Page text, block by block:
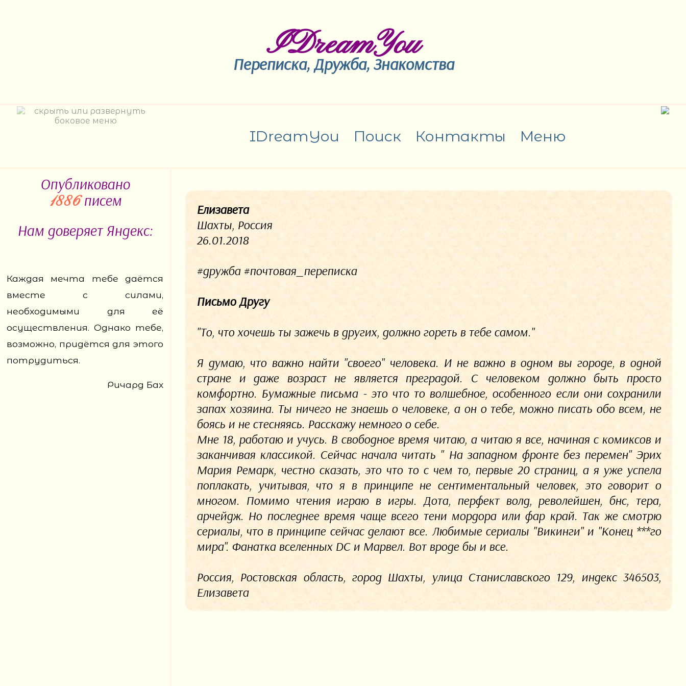
IDreamYou
Переписка, Дружба, Знакомства
IDreamYou Поиск Контакты Меню
Опубликовано
1886писем
Нам доверяет Яндекс:
Каждая мечта тебе даётся
вместе с силами,
необходимыми для её
осуществления. Однако тебе,
возможно, придётся для этого
потрудиться.
Ричард Бах
Елизавета
Шахты, Россия
26.01.2018
#дружба #почтовая_переписка
Письмо Другу
"То, что хочешь ты зажечь в других, должно гореть в тебе самом."
Я думаю, что важно найти "своего" человека. И не важно в одном вы городе, в одной
стране и даже возраст не является преградой. С человеком должно быть просто
комфортно. Бумажные письма - это что то волшебное, особенного если они сохранили
запах хозяина. Ты ничего не знаешь о человеке, а он о тебе, можно писать обо всем, не
боясь и не стесняясь. Расскажу немного о себе.
Мне 18, работаю и учусь. В свободное время читаю, а читаю я все, начиная с комиксов и
заканчивая классикой. Сейчас начала читать " На западном фронте без перемен" Эрих
Мария Ремарк, честно сказать, это что то с чем то, первые 20 страниц, а я уже успела
поплакать, учитывая, что я в принципе не сентиментальный человек, это говорит о
многом. Помимо чтения играю в игры. Дота, перфект волд, револейшен, бнс, тера,
арчейдж. Но последнее время чаще всего тени мордора или фар край. Так же смотрю
сериалы, что в принципе сейчас делают все. Любимые сериалы "Викинги" и "Конец ***го
мира". Фанатка вселенных DC и Марвел. Вот вроде бы и все.
Россия, Ростовская область, город Шахты, улица Станиславского 129, индекс 346503,
Елизавета